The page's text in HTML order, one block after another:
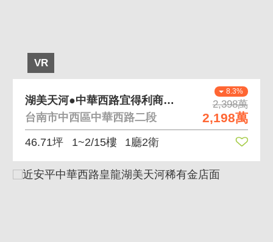
VR
8.3%
2,398萬
2,198萬
湖美天河●中華西路宜得利商圈包租金店面
台南市中西區中華西路二段
46.71坪 1~2/15樓 1廳2衛